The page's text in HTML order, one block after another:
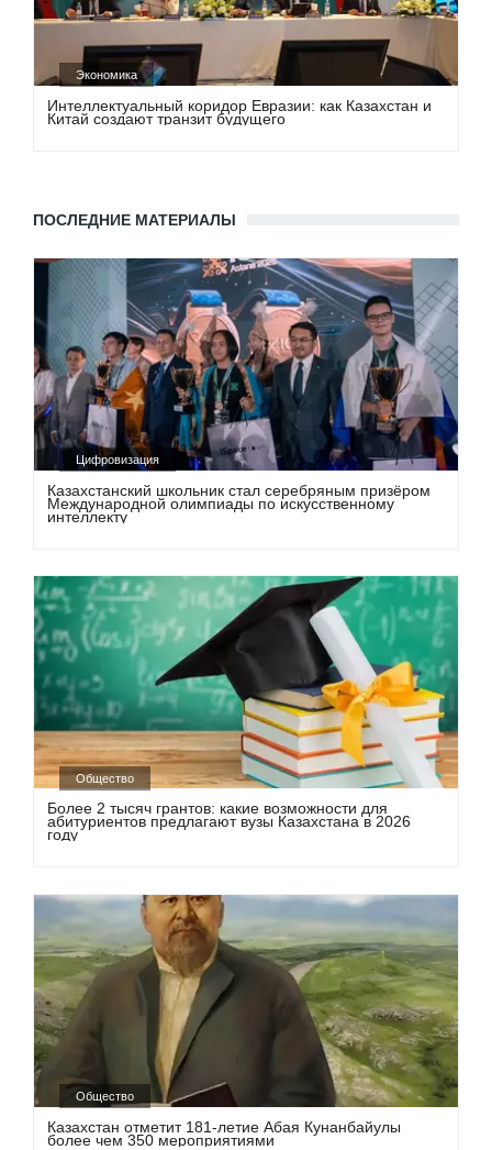
Экономика
Интеллектуальный коридор Евразии: как Казахстан и
Китай создают транзит будущего
ПОСЛЕДНИЕ МАТЕРИАЛЫ
Цифровизация
Казахстанский школьник стал серебряным призёром
Международной олимпиады по искусственному
интеллекту
Общество
Более 2 тысяч грантов: какие возможности для
абитуриентов предлагают вузы Казахстана в 2026
году
Общество
Казахстан отметит 181-летие Абая Кунанбайулы
более чем 350 мероприятиями